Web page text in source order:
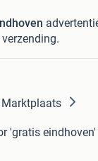
Marktplaats
'gratis eindhoven'